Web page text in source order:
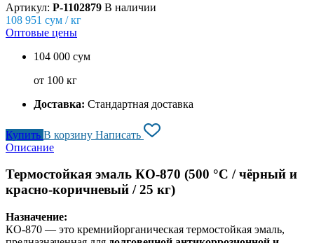
Артикул: P-1102879 В наличии
108 951 сум / кг
Оптовые цены
104 000 сум
от 100 кг
Доставка: Стандартная доставка
Купить В корзину Написать
Описание
Термостойкая эмаль КО-870 (500 °C / чёрный и
красно-коричневый / 25 кг)
Назначение:
КО-870 — это кремнийорганическая термостойкая эмаль,